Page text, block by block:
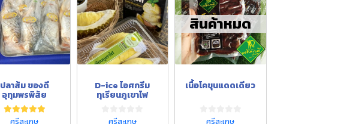
ปลาส้ม ของดี
อุทุมพรพิสัย
ศรีสะเกษ
D-ice ไอศกรีม
ทุเรียนภูเขาไฟ
ศรีสะเกษ
สินค้าหมด
เนื้อโคขุนแดดเดียว
ศรีสะเกษ